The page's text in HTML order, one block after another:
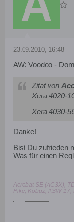
23.09.2010, 16:48
AW: Voodoo -
Zitat von
Xera 4020-
Xera 4030-
Danke!
Bist Du zufrieden
Was für einen
Acrobat SE (AC3X),
Pike, Kobuz, ASW-17,